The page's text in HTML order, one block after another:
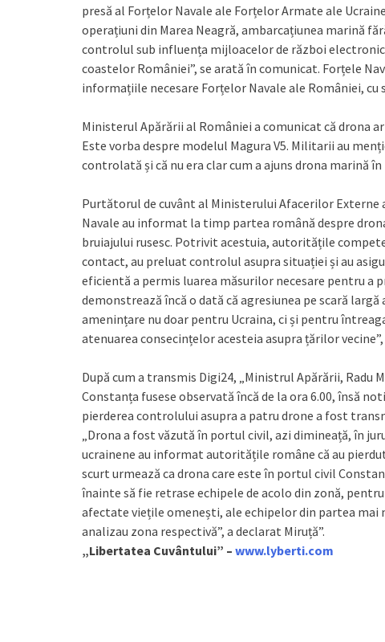
presă al Forțelor Navale ale Forțelor Armate ale
operațiuni din Marea Neagră, ambarcațiunea marină
controlul sub influența mijloacelor de război electronic
coastelor României”, se arată în comunicat. Forțele
informațiile necesare Forțelor Navale ale României,
Ministerul Apărării al României a comunicat că drona
Este vorba despre modelul Magura V5. Militarii au
controlată și că nu era clar cum a ajuns drona marină
Purtătorul de cuvânt al Ministerului Afacerilor Externe
Navale au informat la timp partea română despre
bruiajului rusesc. Potrivit acestuia, autoritățile
contact, au preluat controlul asupra situației și au
eficientă a permis luarea măsurilor necesare pentru a
demonstrează încă o dată că agresiunea pe scară
amenințare nu doar pentru Ucraina, ci și pentru
atenuarea consecințelor acesteia asupra țărilor
După cum a transmis Digi24, „Ministrul Apărării, Radu
Constanța fusese observată încă de la ora 6.00, însă
pierderea controlului asupra a patru drone a fost
„Drona a fost văzută în portul civil, azi dimineață, în
ucrainene au informat autoritățile române că au
scurt urmează ca drona care este în portul civil
înainte să fie retrase echipele de acolo din zonă,
afectate viețile omenești, ale echipelor din partea
analizau zona respectivă”, a declarat Miruță”.
„Libertatea Cuvântului” – www.lyberti.com